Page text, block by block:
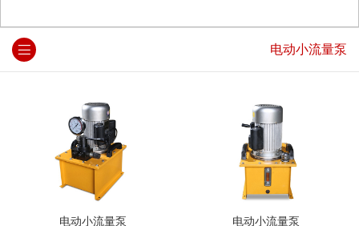
电动小流量泵
电动小流量泵 电动小流量泵